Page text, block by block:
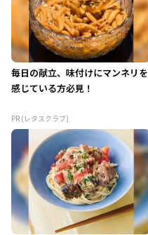
毎日の献立、味付けにマンネリを
感じている方必見！
PR (レタスクラブ)